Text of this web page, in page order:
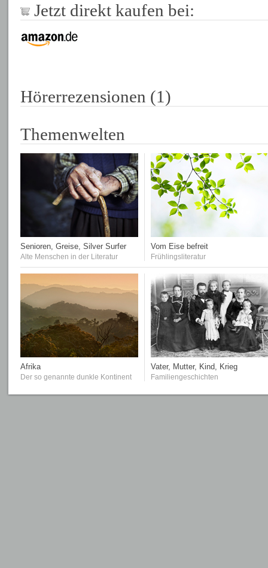
Jetzt direkt kaufen bei:
Hörerrezensionen (1)
Themenwelten
Senioren, Greise, Silver Surfer
Alte Menschen in der Literatur
Vom Eise befreit
Frühlingsliteratur
Afrika
Der so genannte dunkle Kontinent
Vater, Mutter, Kind, Krieg
Familiengeschichten